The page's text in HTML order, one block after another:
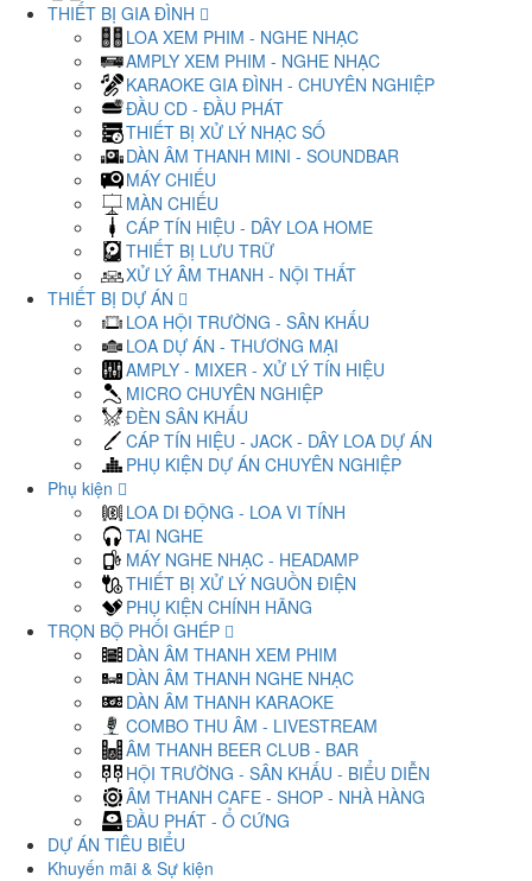
THIẾT BỊ GIA ĐÌNH
LOA XEM PHIM - NGHE NHẠC
AMPLY XEM PHIM - NGHE NHẠC
KARAOKE GIA ĐÌNH - CHUYÊN NGHIỆP
ĐẦU CD - ĐẦU PHÁT
THIẾT BỊ XỬ LÝ NHẠC SỐ
DÀN ÂM THANH MINI - SOUNDBAR
MÁY CHIẾU
MÀN CHIẾU
CÁP TÍN HIỆU - DÂY LOA HOME
THIẾT BỊ LƯU TRỮ
XỬ LÝ ÂM THANH - NỘI THẤT
THIẾT BỊ DỰ ÁN
LOA HỘI TRƯỜNG - SÂN KHẤU
LOA DỰ ÁN - THƯƠNG MẠI
AMPLY - MIXER - XỬ LÝ TÍN HIỆU
MICRO CHUYÊN NGHIỆP
ĐÈN SÂN KHẤU
CÁP TÍN HIỆU - JACK - DÂY LOA DỰ ÁN
PHỤ KIỆN DỰ ÁN CHUYÊN NGHIỆP
Phụ kiện
LOA DI ĐỘNG - LOA VI TÍNH
TAI NGHE
MÁY NGHE NHẠC - HEADAMP
THIẾT BỊ XỬ LÝ NGUỒN ĐIỆN
PHỤ KIỆN CHÍNH HÃNG
TRỌN BỘ PHỐI GHÉP
DÀN ÂM THANH XEM PHIM
DÀN ÂM THANH NGHE NHẠC
DÀN ÂM THANH KARAOKE
COMBO THU ÂM - LIVESTREAM
ÂM THANH BEER CLUB - BAR
HỘI TRƯỜNG - SÂN KHẤU - BIỂU DIỄN
ÂM THANH CAFE - SHOP - NHÀ HÀNG
ĐẦU PHÁT - Ổ CỨNG
DỰ ÁN TIÊU BIỂU
Khuyến mãi & Sự kiện